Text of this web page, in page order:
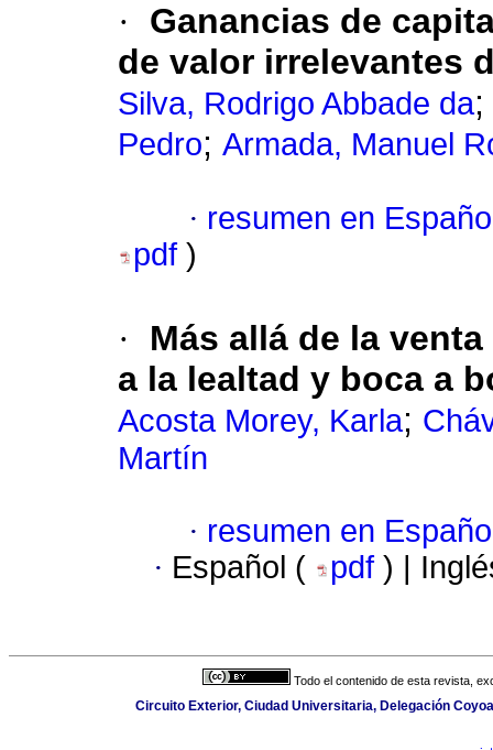
·
Ganancias de
de valor irrelevantes
Silva, Rodrigo Abbade da;
Pedro; Armada, Manuel
· resumen en
pdf )
·
Más allá de la
a la lealtad y boca a
Acosta Morey, Karla;
Martín
· resumen en
· Español ( pdf ) |
Todo el contenido de esta revista,
Circuito Exterior, Ciudad Universitaria, Delegación